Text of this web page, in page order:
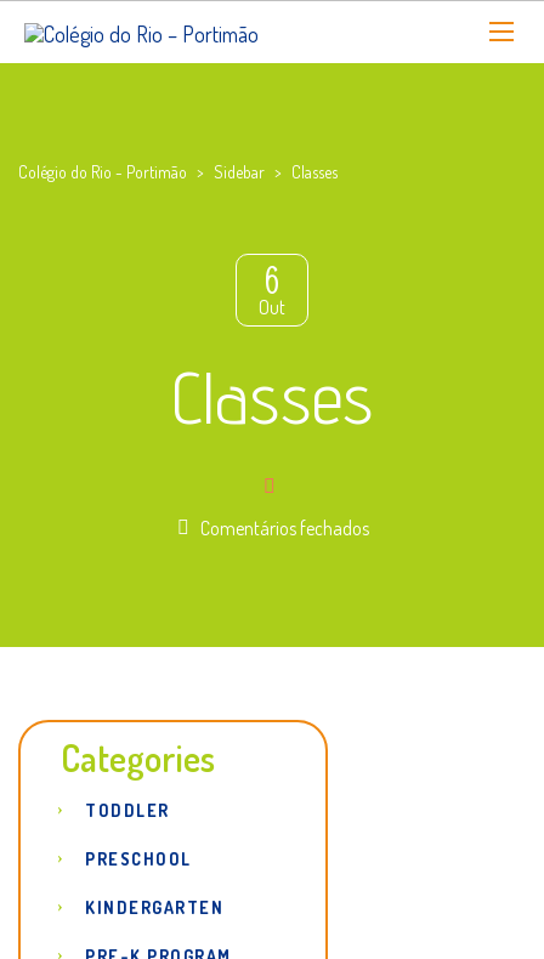
Colégio do Rio - Portimão > Sidebar > Classes
6
Out
Classes
Comentários fechadosem
Categories
TODDLER
PRESCHOOL
KINDERGARTEN